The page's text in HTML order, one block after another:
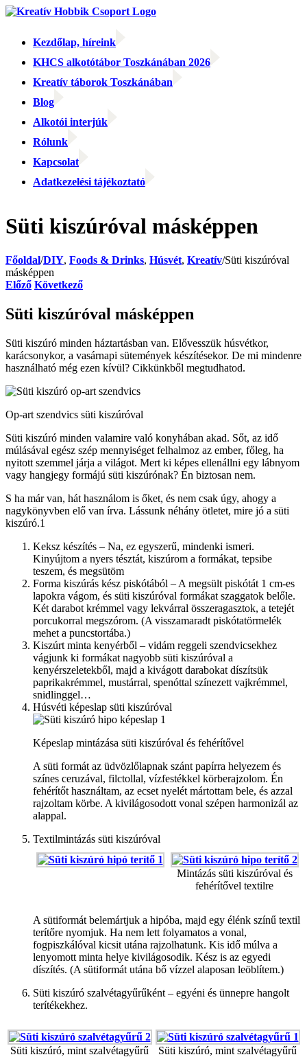
Kihagyás
Kezdőlap, híreink
KHCS alkotótábor Toszkánában 2026
Kreatív táborok Toszkánában
Blog
Alkotói interjúk
Rólunk
Kapcsolat
Adatkezelési tájékoztató
Süti kiszúróval másképpen
Főoldal/DIY, Foods & Drinks, Húsvét, Kreatív/Süti kiszúróval
másképpen
Előző Következő
Süti kiszúróval másképpen
Süti kiszúró minden háztartásban van. Elővesszük húsvétkor,
karácsonykor, a vasárnapi sütemények készítésekor. De mi mindenre
használható még ezen kívül? Cikkünkből megtudhatod.
Op-art szendvics süti kiszúróval
Süti kiszúró minden valamire való konyhában akad. Sőt, az idő
múlásával egész szép mennyiséget felhalmoz az ember, főleg, ha
nyitott szemmel járja a világot. Mert ki képes ellenállni egy lábnyom
vagy hangjegy formájú süti kiszúrónak? Én biztosan nem.
S ha már van, hát használom is őket, és nem csak úgy, ahogy a
nagykönyvben elő van írva. Lássunk néhány ötletet, mire jó a süti
kiszúró.1
Keksz készítés – Na, ez egyszerű, mindenki ismeri.
Kinyújtom a nyers tésztát, kiszúrom a formákat, tepsibe
teszem, és megsütöm
Forma kiszúrás kész piskótából – A megsült piskótát 1 cm-es
lapokra vágom, és süti kiszúróval formákat szaggatok belőle.
Két darabot krémmel vagy lekvárral összeragasztok, a tetejét
porcukorral megszórom. (A visszamaradt piskótatörmelék
mehet a puncstortába.)
Kiszúrt minta kenyérből – vidám reggeli szendvicsekhez
vágjunk ki formákat nagyobb süti kiszúróval a
kenyérszeletekből, majd a kivágott darabokat díszítsük
paprikakrémmel, mustárral, spenóttal színezett vajkrémmel,
snidlinggel…
Húsvéti képeslap süti kiszúróval
Képeslap mintázása süti kiszúróval és fehérítővel
A süti formát az üdvözlőlapnak szánt papírra helyezem és
színes ceruzával, filctollal, vízfestékkel körberajzolom. Én
fehérítőt használtam, az ecset nyelét mártottam bele, és azzal
rajzoltam körbe. A kivilágosodott vonal szépen harmonizál az
alappal.
Textilmintázás süti kiszúróval
Mintázás süti kiszúróval és
fehérítővel textilre
A sütiformát belemártjuk a hipóba, majd egy élénk színű textil
terítőre nyomjuk. Ha nem lett folyamatos a vonal,
fogpiszkálóval kicsit utána rajzolhatunk. Kis idő múlva a
lenyomott minta helye kivilágosodik. Kész is az egyedi
díszítés. (A sütiformát utána bő vízzel alaposan leöblítem.)
Süti kiszúró szalvétagyűrűként – egyéni és ünnepre hangolt
terítékekhez.
Süti kiszúró, mint szalvétagyűrű Süti kiszúró, mint szalvétagyűrű